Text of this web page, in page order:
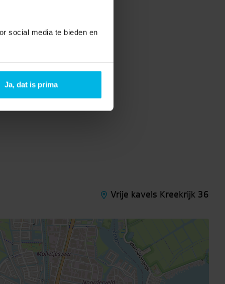
social media te bieden en
Ja, dat is prima
Vrije kavels Kreekrijk 36